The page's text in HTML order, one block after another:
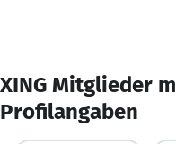
XING Mitglieder
Profilangaben